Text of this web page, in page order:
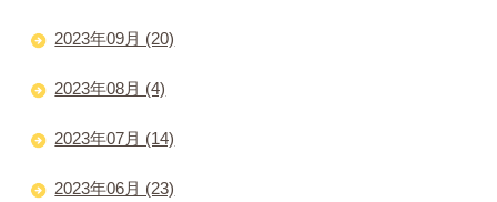
2023年09月 (20)
2023年08月 (4)
2023年07月 (14)
2023年06月 (23)